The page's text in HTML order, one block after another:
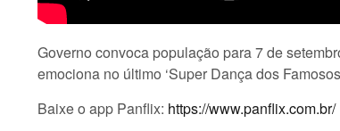
Governo convoca população para 7 de
emociona no último ‘Super Dança dos
Baixe o app Panflix: https://www.panflix.com.br/